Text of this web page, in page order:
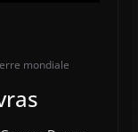
mondiale